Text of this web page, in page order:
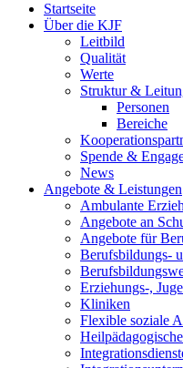
Startseite
Über die KJF
Leitbild
Qualität
Werte
Struktur &
Personen
Bereiche
Spende &
News
Angebote & Leistungen
Ambulante
Angebote an
Angebote für
Berufsbildungs-
Erziehungs-,
Kliniken
Flexible soziale